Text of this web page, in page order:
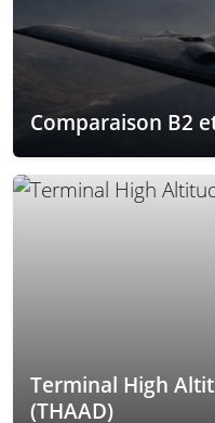
Comparaison B2
Terminal High
(THAAD)